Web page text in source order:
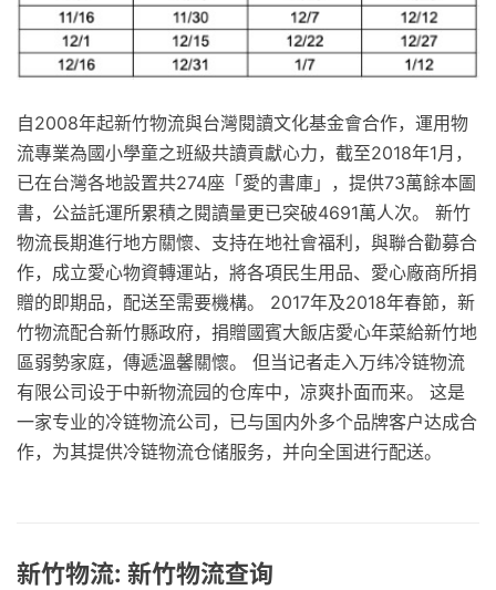
自2008年起新竹物流與台灣閱讀文化基金會合作，運用物
流專業為國小學童之班級共讀貢獻心力，截至2018年1月，
已在台灣各地設置共274座「愛的書庫」，提供73萬餘本圖
書，公益託運所累積之閱讀量更已突破4691萬人次。 新竹
物流長期進行地方關懷、支持在地社會福利，與聯合勸募合
作，成立愛心物資轉運站，將各項民生用品、愛心廠商所捐
贈的即期品，配送至需要機構。 2017年及2018年春節，新
竹物流配合新竹縣政府，捐贈國賓大飯店愛心年菜給新竹地
區弱勢家庭，傳遞溫馨關懷。 但当记者走入万纬冷链物流
有限公司设于中新物流园的仓库中，凉爽扑面而来。 这是
一家专业的冷链物流公司，已与国内外多个品牌客户达成合
作，为其提供冷链物流仓储服务，并向全国进行配送。
新竹物流: 新竹物流查询